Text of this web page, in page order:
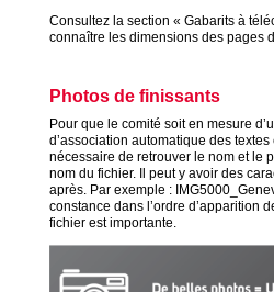
Consultez la section « Gabarits à
connaître les dimensions des pages
Photos de finissants
Pour que le comité soit en mesure
d’association automatique des
nécessaire de retrouver le nom et le
nom du fichier. Il peut y avoir des
après. Par exemple :
constance dans l’ordre d’apparition
fichier est importante.